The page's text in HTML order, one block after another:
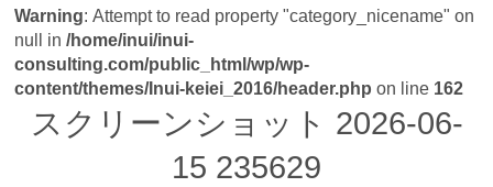
Warning: Attempt to read property "category_nicename" on
null in/home/inui/inui-
consulting.com/public_html/wp/wp-
content/themes/Inui-keiei_2016/header.php on line 162
スクリーンショット 2026-06-
15 235629